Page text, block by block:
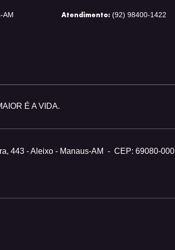
AM
Atendimento:(92) 98400-1422
É A VIDA.
443 - Aleixo - Manaus-AM - CEP: 69080-000